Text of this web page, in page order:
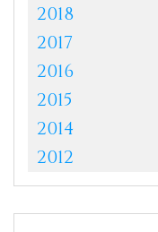
2018
2017
2016
2015
2014
2012